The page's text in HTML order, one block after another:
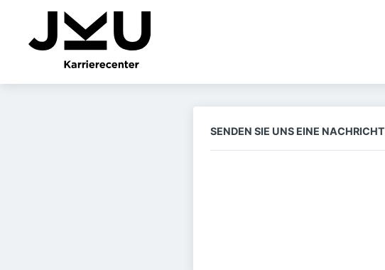
SENDEN SIE UNS EINE NACHRICHT